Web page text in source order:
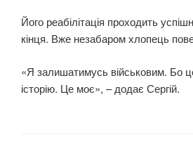
Його реабілітація проходить
кінця. Вже незабаром хлопець
«Я залишатимусь військовим. Бо
історію. Це моє», – додає Сергій.